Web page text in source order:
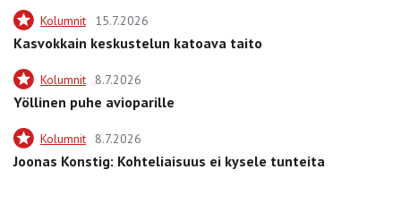
Kolumnit 15.7.2026
Kasvokkain keskustelun katoava taito
Kolumnit 8.7.2026
Yöllinen puhe avioparille
Kolumnit 8.7.2026
Joonas Konstig: Kohteliaisuus ei kysele tunteita